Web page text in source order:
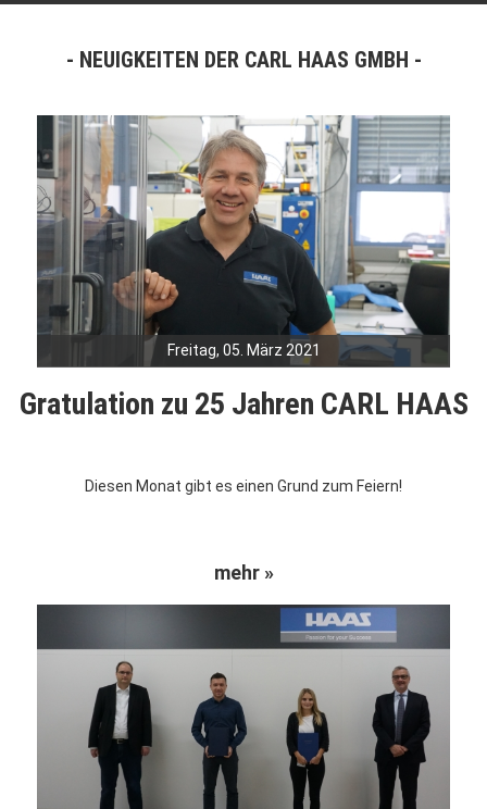
NEUIGKEITEN DER CARL HAAS GMBH
Freitag, 05. März 2021
Gratulation zu 25 Jahren CARL HAAS
Diesen Monat gibt es einen Grund zum Feiern!
mehr »